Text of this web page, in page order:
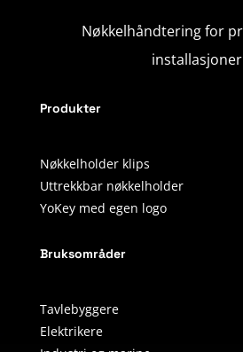
Nøkkelhåndtering for
Produkter
Nøkkelholder klips
Uttrekkbar nøkkelholder
YoKey med egen logo
Bruksområder
Tavlebyggere
Elektrikere